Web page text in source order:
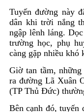
Tuyến đường này
dân khi trời nắng
ngập lênh láng.
trường học, phụ
càng gặp nhiều khó
Giờ tan tầm,
ra đường Lã Xuân
(TP Thủ Đức)
Bên cạnh đó, tuyến